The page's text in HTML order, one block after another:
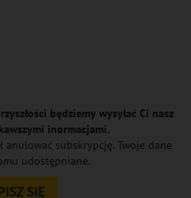
będziemy wysyłać Ci nasz
inormacjami.
anulować subskrypcję. Twoje dane
udostępniane.
SIĘ